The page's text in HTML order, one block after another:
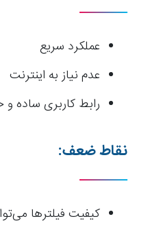
عملکرد سریع
عدم نیاز به اینترنت
رابط کاربری ساده
نقاط ضعف:
کیفیت فیلترها